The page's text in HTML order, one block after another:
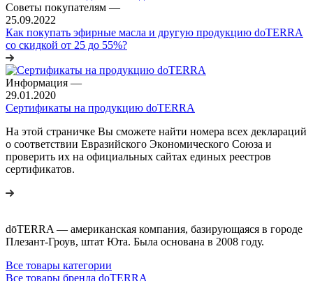
Советы покупателям —
25.09.2022
Как покупать эфирные масла и другую продукцию doTERRA
со скидкой от 25 до 55%?
Информация —
29.01.2020
Сертификаты на продукцию doTERRA
На этой страничке Вы сможете найти номера всех деклараций
о соответствии Евразийского Экономического Союза и
проверить их на официальных сайтах единых реестров
сертификатов.
dōTERRA — американская компания, базирующаяся в городе
Плезант-Гроув, штат Юта. Была основана в 2008 году.
Все товары категории
Все товары бренда doTERRA